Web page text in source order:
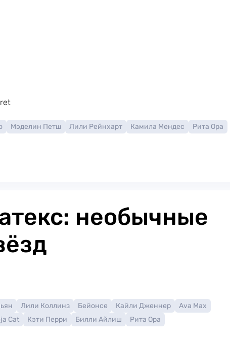
Мэделин Петш Лили Рейнхарт Камила Мендес Рита Ора
необычные
Лили Коллинз Бейонсе Кайли Дженнер
Ava Max
Cat Кэти Перри Билли Айлиш
Рита Ора